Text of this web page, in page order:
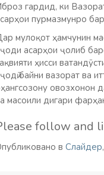
гардид, ки
пурмазмунро
мулоқот ҳамчунин
асарҳои ҷолиб
ҳисси
байни вазорат ва
овозхонон
масоили дигари
follow and
в Слайдер,